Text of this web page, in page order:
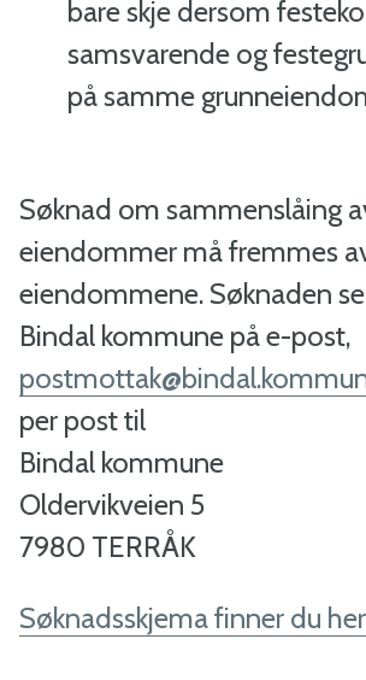
n
e
bare skje dersom
samsvarende og
på samme
Søknad om sammenslåing
eiendommer må fremmes
eiendommene. Søknaden
Bindal kommune på e-post,
per post til
Bindal kommune
Oldervikveien 5
7980 TERRÅK
Søknadsskjema finner du her